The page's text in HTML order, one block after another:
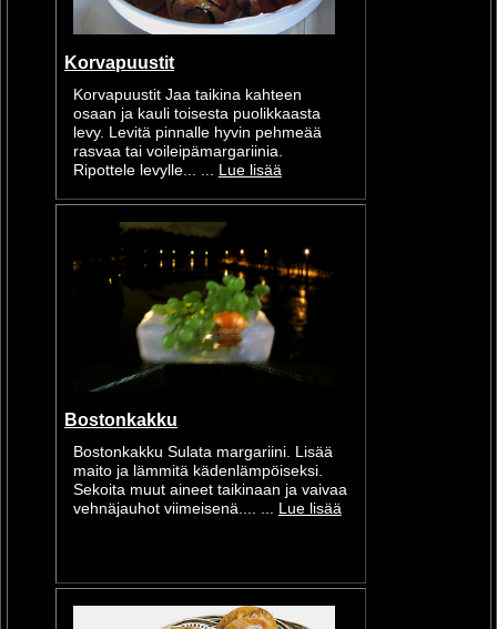
Korvapuustit
Korvapuustit Jaa taikina kahteen
osaan ja kauli toisesta puolikkaasta
levy. Levitä pinnalle hyvin pehmeää
rasvaa tai voileipämargariinia.
Ripottele levylle... ... Lue lisää
Bostonkakku
Bostonkakku Sulata margariini. Lisää
maito ja lämmitä kädenlämpöiseksi.
Sekoita muut aineet taikinaan ja vaivaa
vehnäjauhot viimeisenä.... ... Lue lisää